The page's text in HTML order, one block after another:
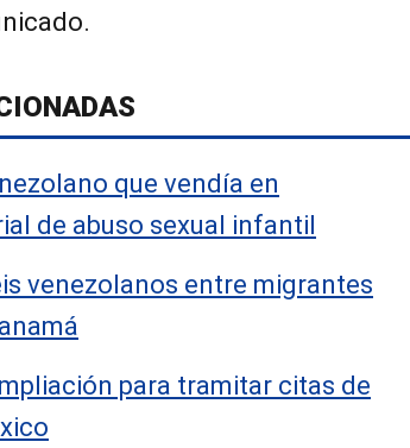
que vendía en
de abuso sexual infantil
venezolanos entre migrantes
para tramitar citas de